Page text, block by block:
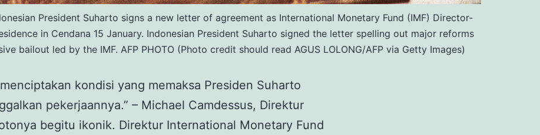
President Suharto signs a new letter of agreement as International Monetary Fund (IMF) Director-
in Cendana 15 January. Indonesian President Suharto signed the letter spelling out major reforms
bailout led by the IMF. AFP PHOTO (Photo credit should read AGUS LOLONG/AFP via Getty Images)
menciptakan kondisi yang memaksa Presiden Suharto
pekerjaannya.” – Michael Camdessus, Direktur
begitu ikonik. Direktur International Monetary Fund